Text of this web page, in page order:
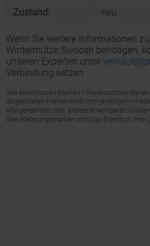
Zustand:
neu
Wenn Sie weitere Informationen
Wintermütze Swoosh benötigen,
unseren Experten unter
Verbindung setzen.